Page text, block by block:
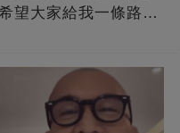
望大家給我一條路